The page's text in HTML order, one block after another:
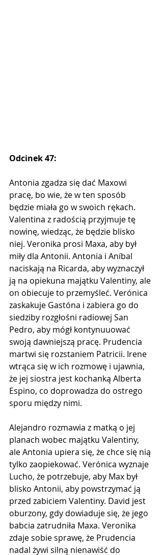
Odcinek 47:
Antonia zgadza się dać Maxowi
pracę, bo wie, że w ten sposób
będzie miała go w swoich rękach.
Valentina z radością przyjmuje tę
nowinę, wiedząc, że będzie blisko
niej. Veronika prosi Maxa, aby był
miły dla Antonii. Antonia i Aníbal
naciskają na Ricarda, aby wyznaczył
ją na opiekuna majątku Valentiny, ale
on obiecuje to przemyśleć. Verónica
zaskakuje Gastóna i zabiera go do
siedziby rozgłośni radiowej San
Pedro, aby mógł kontynuuować
swoją dawniejszą pracę. Prudencia
martwi się rozstaniem Patricii. Irene
wtrąca się w ich rozmowę i ujawnia,
że ​​jej siostra jest kochanką Alberta
Espino, co doprowadza do ostrego
sporu między nimi.
Alejandro rozmawia z matką o jej
planach wobec majątku Valentiny,
ale Antonia upiera się, że chce się nią
tylko zaopiekować. Verónica wyznaje
Lucho, że potrzebuje, aby Max był
blisko Antonii, aby powstrzymać ją
przed zabiciem Valentiny. David jest
oburzony, gdy dowiaduje się, że jego
babcia zatrudniła Maxa. Veronika
zdaje sobie sprawę, że Prudencia
nadal żywi silną nienawiść do